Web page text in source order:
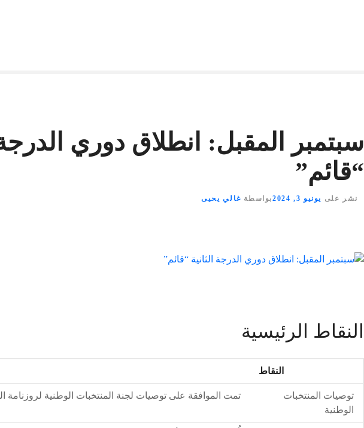
سبتمبر المقبل: انطلاق دوري الدرجة
“قائم”
نشر على يونيو 3, 2024 بواسطة غالي يحيى
النقاط الرئيسية
النقاط
توصيات المنتخبات
الوطنية
تمت الموافقة على توصيات لجنة المنتخبات الوطنية لروزنامة